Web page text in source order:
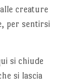
creature
per sentirsi
si chiude
si lascia